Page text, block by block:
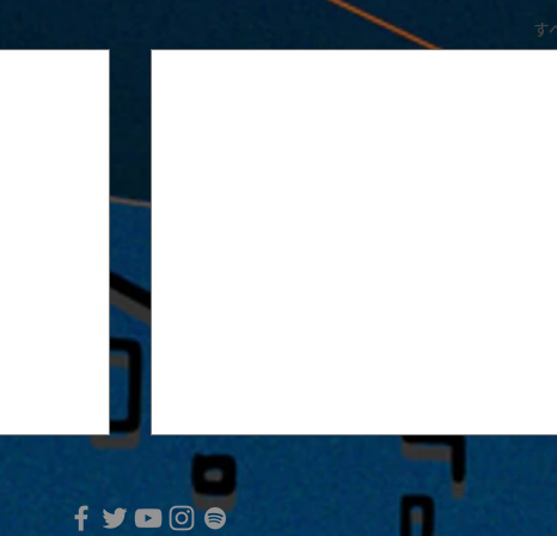
す